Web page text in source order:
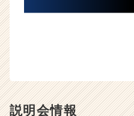
説明会情報